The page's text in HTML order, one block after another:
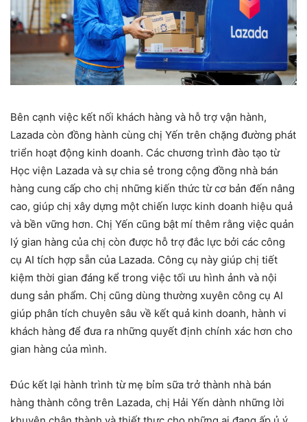
Bên cạnh việc kết nối khách hàng và hỗ trợ vận hành,
Lazada còn đồng hành cùng chị Yến trên chặng đường phát
triển hoạt động kinh doanh. Các chương trình đào tạo từ
Học viện Lazada và sự chia sẻ trong cộng đồng nhà bán
hàng cung cấp cho chị những kiến thức từ cơ bản đến nâng
cao, giúp chị xây dựng một chiến lược kinh doanh hiệu quả
và bền vững hơn. Chị Yến cũng bật mí thêm rằng việc quản
lý gian hàng của chị còn được hỗ trợ đắc lực bởi các công
cụ AI tích hợp sẵn của Lazada. Công cụ này giúp chị tiết
kiệm thời gian đáng kể trong việc tối ưu hình ảnh và nội
dung sản phẩm. Chị cũng dùng thường xuyên công cụ AI
giúp phân tích chuyên sâu về kết quả kinh doanh, hành vi
khách hàng để đưa ra những quyết định chính xác hơn cho
gian hàng của mình.
Đúc kết lại hành trình từ mẹ bỉm sữa trở thành nhà bán
hàng thành công trên Lazada, chị Hải Yến dành những lời